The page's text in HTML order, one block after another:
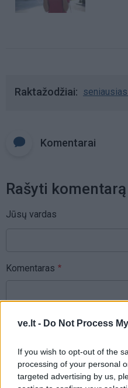
ve.lt - Do Not Process
If you wish to opt-out of the
processing of your personal
targeted advertising by us,
Raktažodžiai
Komentarai
Rašyti komentarą
Jūsų vardas
Komentaras